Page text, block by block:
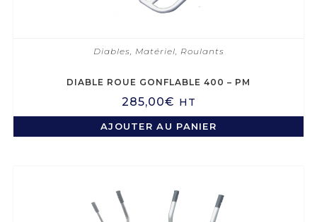
Diables Matériel Roulants
DIABLE ROUE GONFLABLE 400 – PM
285,00€ HT
AJOUTER AU PANIER